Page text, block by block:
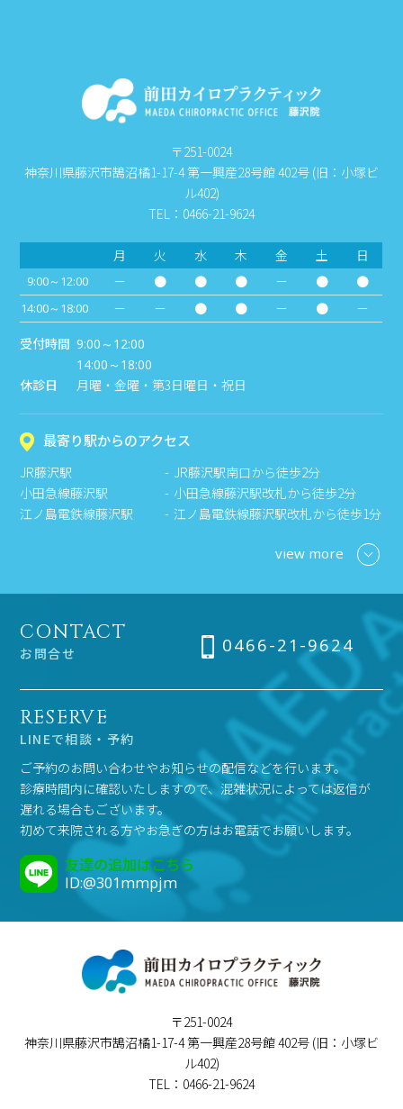
〒251-0024
神奈川県藤沢市鵠沼橘1-17-4 第一興産28号館 402号 (旧：小塚ビ
ル402)
TEL：0466-21-9624
月 火 水 木 金 土 日
9:00～12:00 － ● ● ● － ● ●
14:00～18:00 － － ● ● － ●
－
受付時間 9:00～12:00
14:00～18:00
休診日 月曜・金曜・第3日曜日・祝日
最寄り駅からのアクセス
JR藤沢駅
JR藤沢駅南口から徒歩2分
小田急線藤沢駅
小田急線藤沢駅改札から徒歩2分
江ノ島電鉄線藤沢駅
江ノ島電鉄線藤沢駅改札から徒歩1分
view more
CONTACT
お問合せ 0466-21-9624
RESERVE
LINEで相談・予約
ご予約のお問い合わせやお知らせの配信などを行います。
診療時間内に確認いたしますので、混雑状況によっては返信が
遅れる場合もございます。
初めて来院される方やお急ぎの方はお電話でお願いします。
友達の追加はこちら
ID:@301mmpjm
〒251-0024
神奈川県藤沢市鵠沼橘1-17-4 第一興産28号館 402号 (旧：小塚ビ
ル402)
TEL：0466-21-9624